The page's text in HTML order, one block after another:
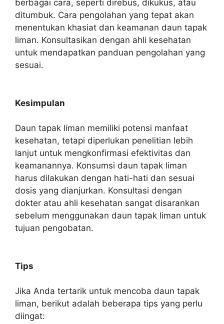
berbagai cara, seperti direbus, dikukus, atau
ditumbuk. Cara pengolahan yang tepat akan
menentukan khasiat dan keamanan daun tapak
liman. Konsultasikan dengan ahli kesehatan
untuk mendapatkan panduan pengolahan yang
sesuai.
Kesimpulan
Daun tapak liman memiliki potensi manfaat
kesehatan, tetapi diperlukan penelitian lebih
lanjut untuk mengkonfirmasi efektivitas dan
keamanannya. Konsumsi daun tapak liman
harus dilakukan dengan hati-hati dan sesuai
dosis yang dianjurkan. Konsultasi dengan
dokter atau ahli kesehatan sangat disarankan
sebelum menggunakan daun tapak liman untuk
tujuan pengobatan.
Tips
Jika Anda tertarik untuk mencoba daun tapak
liman, berikut adalah beberapa tips yang perlu
diingat: